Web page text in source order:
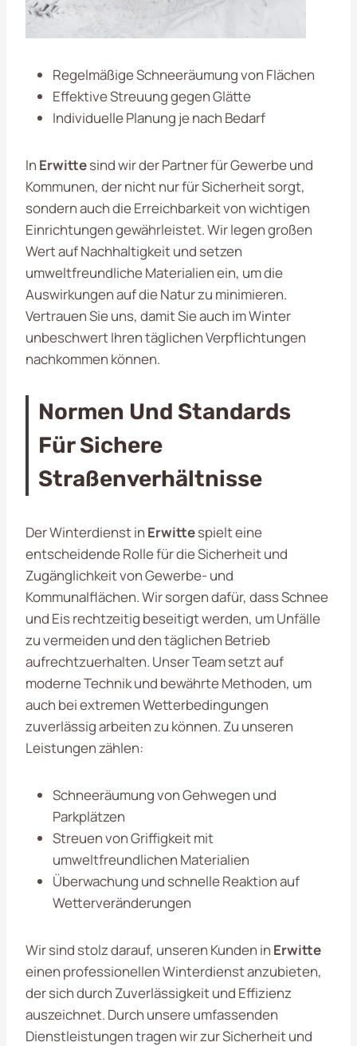
Regelmäßige Schneeräumung von Flächen
Effektive Streuung gegen Glätte
Individuelle Planung je nach Bedarf
In Erwittesind wir der Partner für Gewerbe und
Kommunen, der nicht nur für Sicherheit sorgt,
sondern auch die Erreichbarkeit von wichtigen
Einrichtungen gewährleistet. Wir legen großen
Wert auf Nachhaltigkeit und setzen
umweltfreundliche Materialien ein, um die
Auswirkungen auf die Natur zu minimieren.
Vertrauen Sie uns, damit Sie auch im Winter
unbeschwert Ihren täglichen Verpflichtungen
nachkommen können.
Normen Und Standards
Für Sichere
Straßenverhältnisse
Der Winterdienst in Erwittespielt eine
entscheidende Rolle für die Sicherheit und
Zugänglichkeit von Gewerbe- und
Kommunalflächen. Wir sorgen dafür, dass Schnee
und Eis rechtzeitig beseitigt werden, um Unfälle
zu vermeiden und den täglichen Betrieb
aufrechtzuerhalten. Unser Team setzt auf
moderne Technik und bewährte Methoden, um
auch bei extremen Wetterbedingungen
zuverlässig arbeiten zu können. Zu unseren
Leistungen zählen:
Schneeräumung von Gehwegen und
Parkplätzen
Streuen von Griffigkeit mit
umweltfreundlichen Materialien
Überwachung und schnelle Reaktion auf
Wetterveränderungen
Wir sind stolz darauf, unseren Kunden in Erwitte
einen professionellen Winterdienst anzubieten,
der sich durch Zuverlässigkeit und Effizienz
auszeichnet. Durch unsere umfassenden
Dienstleistungen tragen wir zur Sicherheit und